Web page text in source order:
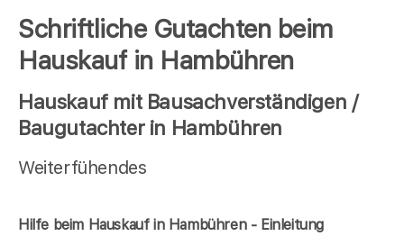
Schriftliche Gutachten beim
Hauskauf in Hambühren
Hauskauf mit Bausachverständigen /
Baugutachter in Hambühren
Weiterfühendes
Hilfe beim Hauskauf in Hambühren - Einleitung